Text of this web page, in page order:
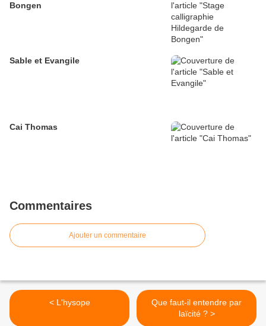
Bongen
Sable et Evangile
Cai Thomas
Commentaires
Ajouter un commentaire
< L'hysope
Que faut-il entendre par
laïcité ? >